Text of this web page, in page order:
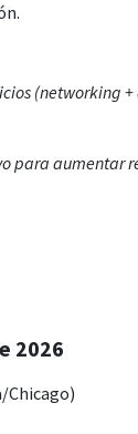
(networking
para aumentar
2026
Chicago)